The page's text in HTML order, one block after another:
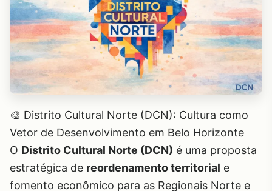
🎨 Distrito Cultural Norte (DCN): Cultura como
Vetor de Desenvolvimento em Belo Horizonte
O Distrito Cultural Norte (DCN) é uma proposta
estratégica de reordenamento territorial e
fomento econômico para as Regionais Norte e